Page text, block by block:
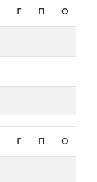
Г П О
Г П О